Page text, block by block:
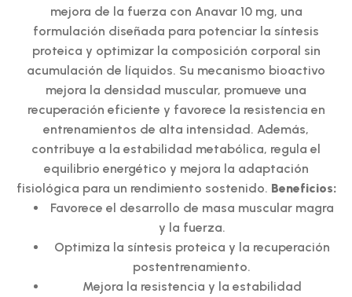
mejora de la fuerza con Anavar 10 mg, una
formulación diseñada para potenciar la síntesis
proteica y optimizar la composición corporal sin
acumulación de líquidos. Su mecanismo bioactivo
mejora la densidad muscular, promueve una
recuperación eficiente y favorece la resistencia en
entrenamientos de alta intensidad. Además,
contribuye a la estabilidad metabólica, regula el
equilibrio energético y mejora la adaptación
fisiológica para un rendimiento sostenido. Beneficios:
Favorece el desarrollo de masa muscular magra
y la fuerza.
Optimiza la síntesis proteica y la recuperación
postentrenamiento.
Mejora la resistencia y la estabilidad